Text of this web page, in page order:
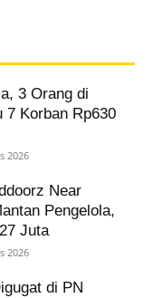
3 Orang di
7 Korban Rp630
2026
Near
Pengelola,
Juta
2026
di PN